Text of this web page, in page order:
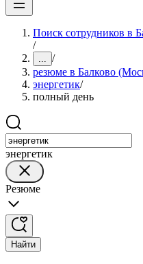
Поиск сотрудников в
/
... /
резюме в Балково
энергетик/
полный день
энергетик
Резюме
Найти